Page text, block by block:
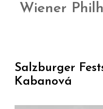
Wiener
Salzburger
Kabanová